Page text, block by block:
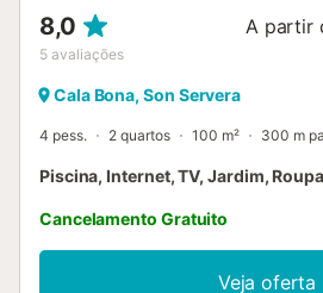
8,0
5 avaliações
A partir
Cala Bona, Son Servera
4 pess. 2 quartos 100 m² 300 m
Piscina, Internet, TV, Jardim,
Cancelamento Gratuito
Veja oferta